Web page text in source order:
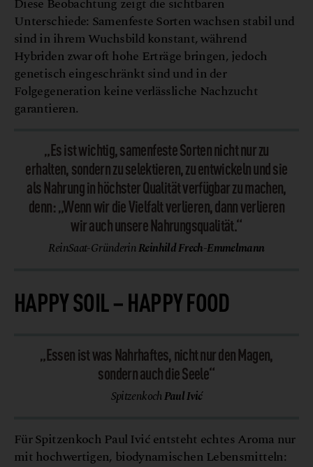
Unterschiede: Samenfeste Sorten wachsen stabil und
sind in ihrem Wuchsbild konstant, während
Hybriden zwar oft hohe Erträge bringen, jedoch
genetisch eingeschränkt sind und in der
Folgegeneration keine verlässliche Nachzucht
garantieren.
„Es ist wichtig, samenfeste Sorten nicht nur zu
erhalten, sondern zu selektieren, zu entwickeln und sie
als Nahrung in höchster Qualität verfügbar zu machen,
denn: „Wenn wir die Vielfalt verlieren, dann verlieren
wir auch unsere Nahrungsqualität.“
ReinSaat-GründerinReinhild Frech-Emmelmann
HAPPY SOIL – HAPPY FOOD
„Essen ist was Nahrhaftes, nicht nur den Magen,
sondern auch die Seele“
SpitzenkochPaul Ivić
Für Spitzenkoch Paul Ivić entsteht echtes Aroma nur
mit hochwertigen, biodynamischen Lebensmitteln: